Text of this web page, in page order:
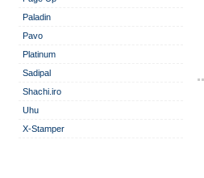
Paladin
Pavo
Platinum
Sadipal
Shachi.iro
Uhu
X-Stamper